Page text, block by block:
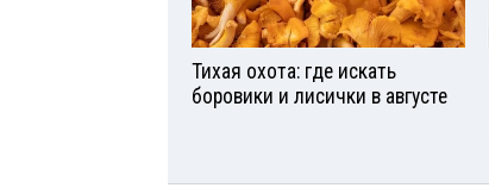
Тихая охота: где искать
боровики и лисички в августе